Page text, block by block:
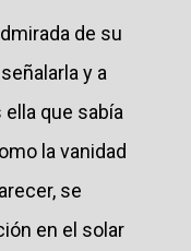
de su
y a
que sabía
la vanidad
se
en el solar